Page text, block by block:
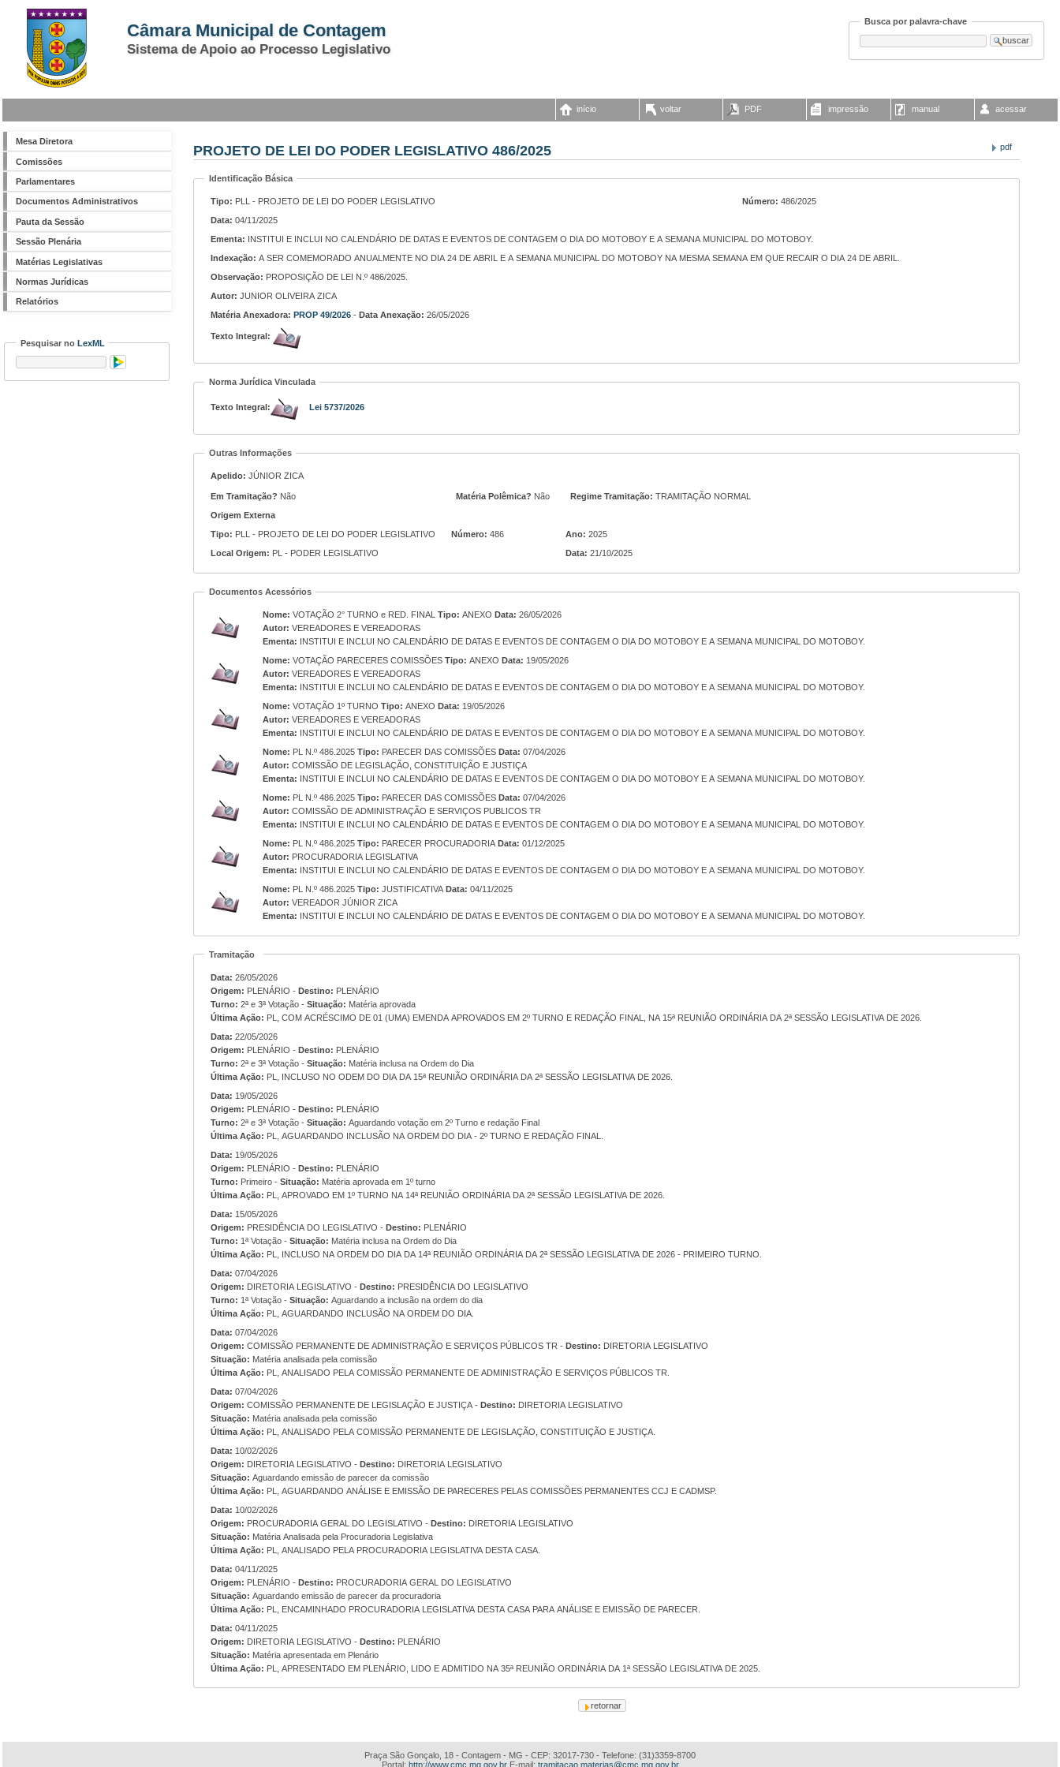
Câmara Municipal de Contagem
Sistema de Apoio ao Processo Legislativo
Busca por palavra-chave
início voltar PDF impressão manual acessar
Mesa Diretora
Comissões
Parlamentares
Documentos Administrativos
Pauta da Sessão
Sessão Plenária
Matérias Legislativas
Normas Jurídicas
Relatórios
Pesquisar no LexML
pdf
PROJETO DE LEI DO PODER LEGISLATIVO 486/2025
Identificação Básica
Tipo: PLL - PROJETO DE LEI DO PODER LEGISLATIVO Número: 486/2025
Data: 04/11/2025
Ementa:
INSTITUI E INCLUI NO CALENDÁRIO DE DATAS E EVENTOS DE CONTAGEM O DIA DO MOTOBOY E A SEMANA MUNICIPAL DO MOTOBOY.
Indexação: A SER COMEMORADO ANUALMENTE NO DIA 24 DE ABRIL E A SEMANA MUNICIPAL DO MOTOBOY NA MESMA SEMANA EM QUE RECAIR O DIA 24 DE ABRIL.
Observação: PROPOSIÇÃO DE LEI N.º 486/2025.
Autor: JUNIOR OLIVEIRA ZICA
Matéria Anexadora: PROP 49/2026- Data Anexação: 26/05/2026
Texto Integral:
Norma Jurídica Vinculada
Texto Integral: Lei 5737/2026
Outras Informações
Apelido: JÚNIOR ZICA
Em Tramitação? Não Matéria Polêmica? Não Regime Tramitação: TRAMITAÇÃO NORMAL
Origem Externa
Tipo: PLL - PROJETO DE LEI DO PODER LEGISLATIVO Número: 486 Ano: 2025
Local Origem: PL - PODER LEGISLATIVO Data: 21/10/2025
Documentos Acessórios
Nome: VOTAÇÃO 2° TURNO e RED. FINAL Tipo: ANEXO Data: 26/05/2026
Autor: VEREADORES E VEREADORAS
Ementa: INSTITUI E INCLUI NO CALENDÁRIO DE DATAS E EVENTOS DE CONTAGEM O DIA DO MOTOBOY E A SEMANA MUNICIPAL DO MOTOBOY.
Nome: VOTAÇÃO PARECERES COMISSÕES Tipo: ANEXO Data: 19/05/2026
Autor: VEREADORES E VEREADORAS
Ementa: INSTITUI E INCLUI NO CALENDÁRIO DE DATAS E EVENTOS DE CONTAGEM O DIA DO MOTOBOY E A SEMANA MUNICIPAL DO MOTOBOY.
Nome: VOTAÇÃO 1º TURNO Tipo: ANEXO Data: 19/05/2026
Autor: VEREADORES E VEREADORAS
Ementa: INSTITUI E INCLUI NO CALENDÁRIO DE DATAS E EVENTOS DE CONTAGEM O DIA DO MOTOBOY E A SEMANA MUNICIPAL DO MOTOBOY.
Nome: PL N.º 486.2025 Tipo: PARECER DAS COMISSÕES Data: 07/04/2026
Autor: COMISSÃO DE LEGISLAÇÃO, CONSTITUIÇÃO E JUSTIÇA
Ementa: INSTITUI E INCLUI NO CALENDÁRIO DE DATAS E EVENTOS DE CONTAGEM O DIA DO MOTOBOY E A SEMANA MUNICIPAL DO MOTOBOY.
Nome: PL N.º 486.2025 Tipo: PARECER DAS COMISSÕES Data: 07/04/2026
Autor: COMISSÃO DE ADMINISTRAÇÃO E SERVIÇOS PUBLICOS TR
Ementa: INSTITUI E INCLUI NO CALENDÁRIO DE DATAS E EVENTOS DE CONTAGEM O DIA DO MOTOBOY E A SEMANA MUNICIPAL DO MOTOBOY.
Nome: PL N.º 486.2025 Tipo: PARECER PROCURADORIA Data: 01/12/2025
Autor: PROCURADORIA LEGISLATIVA
Ementa: INSTITUI E INCLUI NO CALENDÁRIO DE DATAS E EVENTOS DE CONTAGEM O DIA DO MOTOBOY E A SEMANA MUNICIPAL DO MOTOBOY.
Nome: PL N.º 486.2025 Tipo: JUSTIFICATIVA Data: 04/11/2025
Autor: VEREADOR JÚNIOR ZICA
Ementa: INSTITUI E INCLUI NO CALENDÁRIO DE DATAS E EVENTOS DE CONTAGEM O DIA DO MOTOBOY E A SEMANA MUNICIPAL DO MOTOBOY.
Tramitação
Data: 26/05/2026
Origem:
PLENÁRIO - Destino: PLENÁRIO
Turno:
2ª e 3ª Votação - Situação: Matéria aprovada
Última Ação: PL, COM ACRÉSCIMO DE 01 (UMA) EMENDA APROVADOS EM 2º TURNO E REDAÇÃO FINAL, NA 15ª REUNIÃO ORDINÁRIA DA 2ª SESSÃO LEGISLATIVA DE 2026.
Data: 22/05/2026
Origem:
PLENÁRIO - Destino: PLENÁRIO
Turno:
2ª e 3ª Votação - Situação: Matéria inclusa na Ordem do Dia
Última Ação:
PL, INCLUSO NO ODEM DO DIA DA 15ª REUNIÃO ORDINÁRIA DA 2ª SESSÃO LEGISLATIVA DE 2026.
Data: 19/05/2026
Origem:
PLENÁRIO - Destino: PLENÁRIO
Turno:
2ª e 3ª Votação - Situação: Aguardando votação em 2º Turno e redação Final
Última Ação: PL, AGUARDANDO INCLUSÃO NA ORDEM DO DIA - 2º TURNO E REDAÇÃO FINAL.
Data: 19/05/2026
Origem:
PLENÁRIO - Destino: PLENÁRIO
Turno:
Primeiro - Situação: Matéria aprovada em 1º turno
Última Ação: PL, APROVADO EM 1º TURNO NA 14ª REUNIÃO ORDINÁRIA DA 2ª SESSÃO LEGISLATIVA DE 2026.
Data: 15/05/2026
Origem:
PRESIDÊNCIA DO LEGISLATIVO - Destino: PLENÁRIO
Turno:
1ª Votação - Situação: Matéria inclusa na Ordem do Dia
Última Ação: PL, INCLUSO NA ORDEM DO DIA DA 14ª REUNIÃO ORDINÁRIA DA 2ª SESSÃO LEGISLATIVA DE 2026 - PRIMEIRO TURNO.
Data: 07/04/2026
Origem:
DIRETORIA LEGISLATIVO - Destino: PRESIDÊNCIA DO LEGISLATIVO
Turno:
1ª Votação - Situação: Aguardando a inclusão na ordem do dia
Última Ação: PL, AGUARDANDO INCLUSÃO NA ORDEM DO DIA.
Data: 07/04/2026
Origem:
COMISSÃO PERMANENTE DE ADMINISTRAÇÃO E SERVIÇOS PÚBLICOS TR - Destino: DIRETORIA LEGISLATIVO
Situação: Matéria analisada pela comissão
Última Ação: PL, ANALISADO PELA COMISSÃO PERMANENTE DE ADMINISTRAÇÃO E SERVIÇOS PÚBLICOS TR.
Data: 07/04/2026
Origem:
COMISSÃO PERMANENTE DE LEGISLAÇÃO E JUSTIÇA - Destino: DIRETORIA LEGISLATIVO
Situação: Matéria analisada pela comissão
Última Ação: PL, ANALISADO PELA COMISSÃO PERMANENTE DE LEGISLAÇÃO, CONSTITUIÇÃO E JUSTIÇA.
Data: 10/02/2026
Origem:
DIRETORIA LEGISLATIVO - Destino: DIRETORIA LEGISLATIVO
Situação: Aguardando emissão de parecer da comissão
Última Ação: PL, AGUARDANDO ANÁLISE E EMISSÃO DE PARECERES PELAS COMISSÕES PERMANENTES CCJ E CADMSP.
Data: 10/02/2026
Origem:
PROCURADORIA GERAL DO LEGISLATIVO - Destino: DIRETORIA LEGISLATIVO
Situação: Matéria Analisada pela Procuradoria Legislativa
Última Ação: PL, ANALISADO PELA PROCURADORIA LEGISLATIVA DESTA CASA.
Data: 04/11/2025
Origem:
PLENÁRIO - Destino: PROCURADORIA GERAL DO LEGISLATIVO
Situação: Aguardando emissão de parecer da procuradoria
Última Ação: PL, ENCAMINHADO PROCURADORIA LEGISLATIVA DESTA CASA PARA ANÁLISE E EMISSÃO DE PARECER.
Data: 04/11/2025
Origem:
DIRETORIA LEGISLATIVO - Destino: PLENÁRIO
Situação: Matéria apresentada em Plenário
Última Ação: PL, APRESENTADO EM PLENÁRIO, LIDO E ADMITIDO NA 35ª REUNIÃO ORDINÁRIA DA 1ª SESSÃO LEGISLATIVA DE 2025.
Praça São Gonçalo, 18 - Contagem - MG - CEP: 32017-730 - Telefone: (31)3359-8700
Portal: http://www.cmc.mg.gov.br E-mail: tramitacao.materias@cmc.mg.gov.br